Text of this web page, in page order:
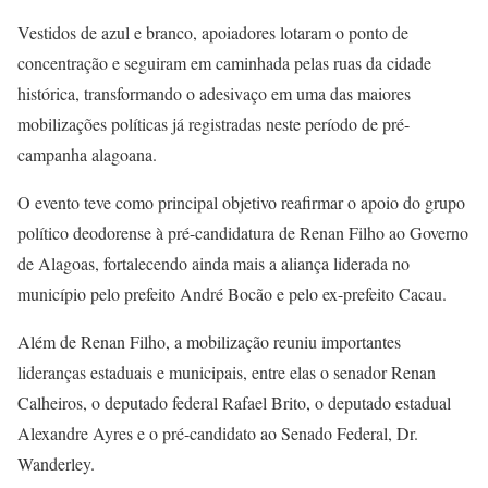
Vestidos de azul e branco, apoiadores lotaram o ponto de
concentração e seguiram em caminhada pelas ruas da cidade
histórica, transformando o adesivaço em uma das maiores
mobilizações políticas já registradas neste período de pré-
campanha alagoana.
O evento teve como principal objetivo reafirmar o apoio do grupo
político deodorense à pré-candidatura de Renan Filho ao Governo
de Alagoas, fortalecendo ainda mais a aliança liderada no
município pelo prefeito André Bocão e pelo ex-prefeito Cacau.
Além de Renan Filho, a mobilização reuniu importantes
lideranças estaduais e municipais, entre elas o senador Renan
Calheiros, o deputado federal Rafael Brito, o deputado estadual
Alexandre Ayres e o pré-candidato ao Senado Federal, Dr.
Wanderley.